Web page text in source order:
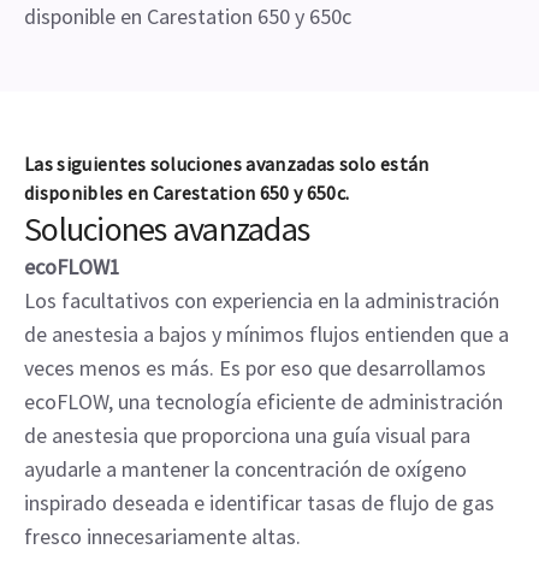
disponible en Carestation 650 y 650c
Las siguientes soluciones avanzadas solo están
disponibles en Carestation 650 y 650c.
Soluciones avanzadas
ecoFLOW1
Los facultativos con experiencia en la administración
de anestesia a bajos y mínimos flujos entienden que a
veces menos es más. Es por eso que desarrollamos
ecoFLOW, una tecnología eficiente de administración
de anestesia que proporciona una guía visual para
ayudarle a mantener la concentración de oxígeno
inspirado deseada e identificar tasas de flujo de gas
fresco innecesariamente altas.